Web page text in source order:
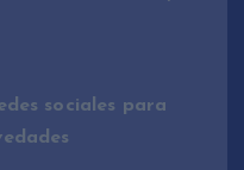
sociales para